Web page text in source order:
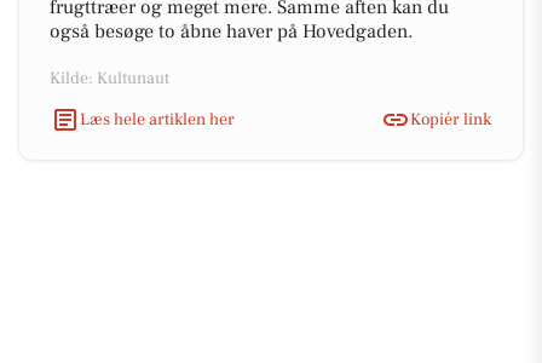
frugttræer og meget mere. Samme aften kan du
også besøge to åbne haver på Hovedgaden.
Kilde: Kultunaut
Læs hele artiklen her
Kopiér link